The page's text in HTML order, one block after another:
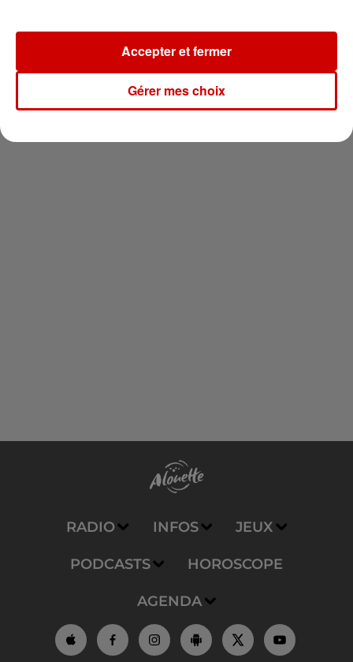
Newsletter
RADIO INFOS JEUX
PODCASTS HOROSCOPE
AGENDA
Gérer mes choix
Accepter et fermer